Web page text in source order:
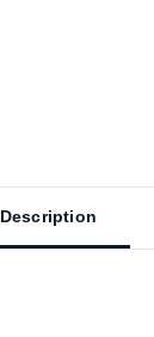
Description